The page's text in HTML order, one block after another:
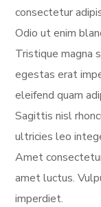
consectetur
Odio ut enim
Tristique magna
egestas erat
eleifend quam
Sagittis nisl
ultricies leo
Amet
amet luctus.
imperdiet.